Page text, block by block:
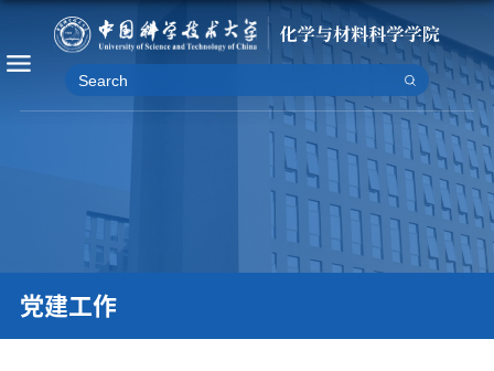
党建工作